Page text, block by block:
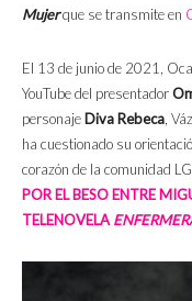
Mujerque se transmite en
El 13 de junio de 2021,
YouTube del presentador
personaje Diva Rebeca,
ha cuestionado su
corazón de la comunidad
POR EL BESO ENTRE
TELENOVELA